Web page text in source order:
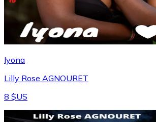
Iyona
Lilly Rose AGNOURET
8 $US